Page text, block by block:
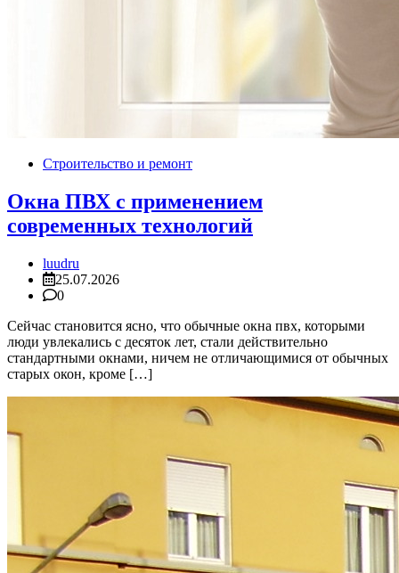
Строительство и ремонт
Окна ПВХ с применением
современных технологий
luudru
25.07.2026
0
Сейчас становится ясно, что обычные окна пвх, которыми
люди увлекались с десяток лет, стали действительно
стандартными окнами, ничем не отличающимися от обычных
старых окон, кроме […]